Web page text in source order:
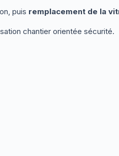
puis remplacement de la
chantier orientée sécurité.